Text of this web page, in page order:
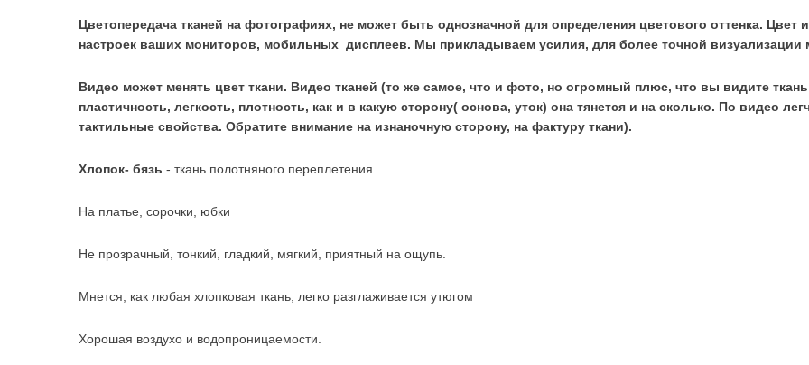
Цветопередача тканей на фотографиях, не может быть однозначной для определения цветового оттенка. Цвет
настроек ваших мониторов, мобильных дисплеев. Мы прикладываем усилия, для более точной визуализации
Видео может менять цвет ткани. Видео тканей (то же самое, что и фото, но огромный плюс, что вы видите
пластичность, легкость, плотность, как и в какую сторону( основа, уток) она тянется и на сколько. По видео
тактильные свойства. Обратите внимание на изнаночную сторону, на фактуру ткани).
Хлопок- бязь - ткань полотняного переплетения
На платье, сорочки, юбки
Не прозрачный, тонкий, гладкий, мягкий, приятный на ощупь.
Мнется, как любая хлопковая ткань, легко разглаживается утюгом
Хорошая воздухо и водопроницаемости.